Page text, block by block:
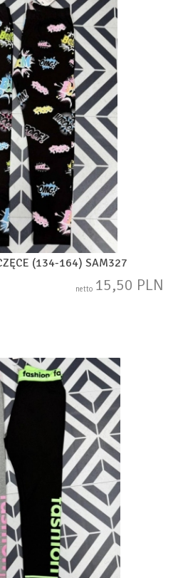
(134-164) SAM327
netto 15,50 PLN